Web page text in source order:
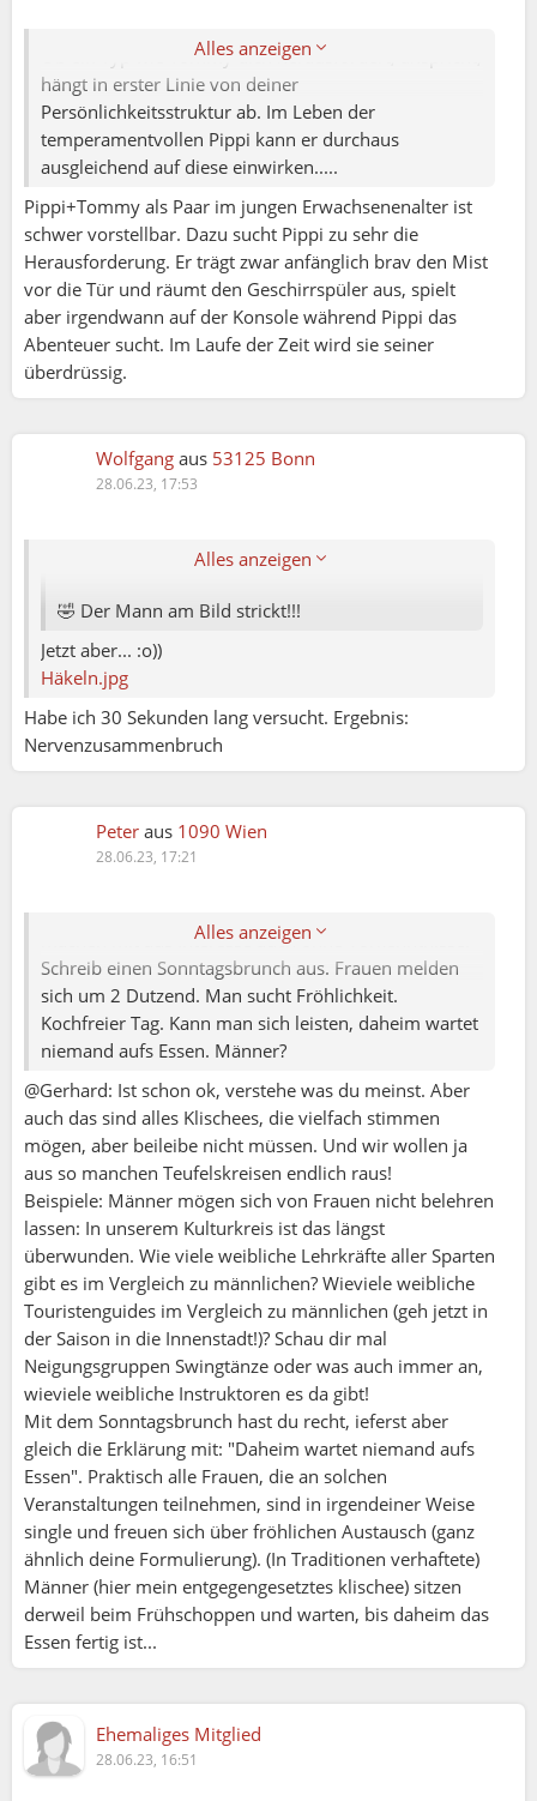
Alles anzeigen
Ob ein Typ wie Tommy dich herausfordert, anspricht,
hängt in erster Linie von deiner
Persönlichkeitsstruktur ab. Im Leben der
temperamentvollen Pippi kann er durchaus
ausgleichend auf diese einwirken.....
Pippi+Tommy als Paar im jungen Erwachsenenalter ist
schwer vorstellbar. Dazu sucht Pippi zu sehr die
Herausforderung. Er trägt zwar anfänglich brav den Mist
vor die Tür und räumt den Geschirrspüler aus, spielt
aber irgendwann auf der Konsole während Pippi das
Abenteuer sucht. Im Laufe der Zeit wird sie seiner
überdrüssig.
Wolfgang aus 53125 Bonn
28.06.23, 17:53
Alles anzeigen
Herbert P:
🤣 Der Mann am Bild strickt!!!
Jetzt aber... :o))
Häkeln.jpg
Habe ich 30 Sekunden lang versucht. Ergebnis:
Nervenzusammenbruch
Peter aus 1090 Wien
28.06.23, 17:21
Alles anzeigen
GERHARD:
Servus Peter! Deine Blütenwanderung war nicht
gemeint. War als Beispiel gedacht. Ist eine Fachsache.
Männer melden sich, welche mit der Materie vertraut
sind. Anfänger müssten sich ev. von einer Frau
machen mit aus Interesse auch ohne Vorkenntnisse!
Schreib einen Sonntagsbrunch aus. Frauen melden
sich um 2 Dutzend. Man sucht Fröhlichkeit.
Kochfreier Tag. Kann man sich leisten, daheim wartet
niemand aufs Essen. Männer?
@Gerhard: Ist schon ok, verstehe was du meinst. Aber
auch das sind alles Klischees, die vielfach stimmen
mögen, aber beileibe nicht müssen. Und wir wollen ja
aus so manchen Teufelskreisen endlich raus!
Beispiele: Männer mögen sich von Frauen nicht belehren
lassen: In unserem Kulturkreis ist das längst
überwunden. Wie viele weibliche Lehrkräfte aller Sparten
gibt es im Vergleich zu männlichen? Wieviele weibliche
Touristenguides im Vergleich zu männlichen (geh jetzt in
der Saison in die Innenstadt!)? Schau dir mal
Neigungsgruppen Swingtänze oder was auch immer an,
wieviele weibliche Instruktoren es da gibt!
Mit dem Sonntagsbrunch hast du recht, ieferst aber
gleich die Erklärung mit: "Daheim wartet niemand aufs
Essen". Praktisch alle Frauen, die an solchen
Veranstaltungen teilnehmen, sind in irgendeiner Weise
single und freuen sich über fröhlichen Austausch (ganz
ähnlich deine Formulierung). (In Traditionen verhaftete)
Männer (hier mein entgegengesetztes klischee) sitzen
derweil beim Frühschoppen und warten, bis daheim das
Essen fertig ist...
Ehemaliges Mitglied
28.06.23, 16:51
Eva: